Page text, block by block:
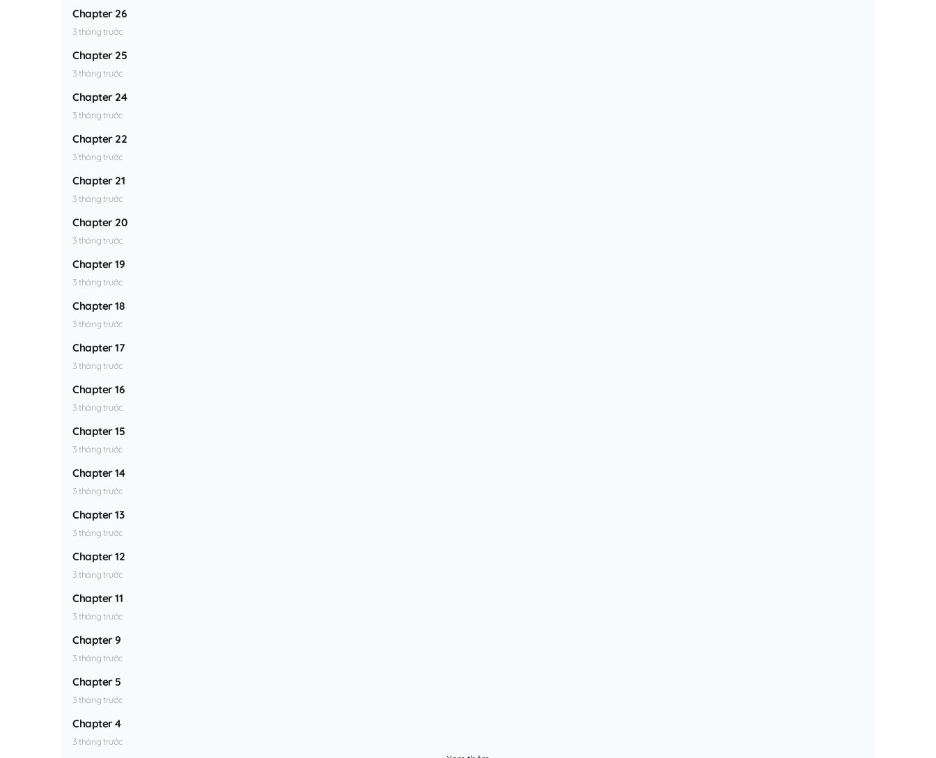
Chapter 26
3 tháng trước
Chapter 25
3 tháng trước
Chapter 24
3 tháng trước
Chapter 22
3 tháng trước
Chapter 21
3 tháng trước
Chapter 20
3 tháng trước
Chapter 19
3 tháng trước
Chapter 18
3 tháng trước
Chapter 17
3 tháng trước
Chapter 16
3 tháng trước
Chapter 15
3 tháng trước
Chapter 14
3 tháng trước
Chapter 13
3 tháng trước
Chapter 12
3 tháng trước
Chapter 11
3 tháng trước
Chapter 9
3 tháng trước
Chapter 5
3 tháng trước
Chapter 4
3 tháng trước